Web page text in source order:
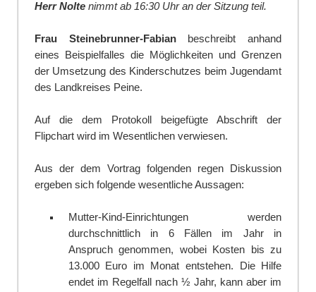
Herr Noltenimmt ab 16:30 Uhr an der Sitzung teil.
Frau Steinebrunner-Fabianbeschreibt anhand
eines Beispielfalles die Möglichkeiten und Grenzen
der Umsetzung des Kinderschutzes beim Jugendamt
des Landkreises Peine.
Auf die dem Protokoll beigefügte Abschrift der
Flipchart wird im Wesentlichen verwiesen.
Aus der dem Vortrag folgenden regen Diskussion
ergeben sich folgende wesentliche Aussagen:
Mutter-Kind-Einrichtungen werden
durchschnittlich in 6 Fällen im Jahr in
Anspruch genommen, wobei Kosten bis zu
13.000 Euro im Monat entstehen. Die Hilfe
endet im Regelfall nach ½ Jahr, kann aber im